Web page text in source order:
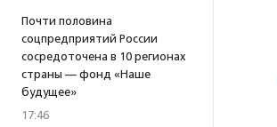
Почти половина
соцпредприятий России
сосредоточена в 10 регионах
страны — фонд «Наше
будущее»
17:46